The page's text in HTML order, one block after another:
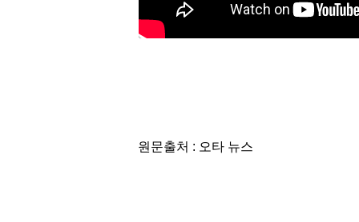
원문출처 : 오타 뉴스